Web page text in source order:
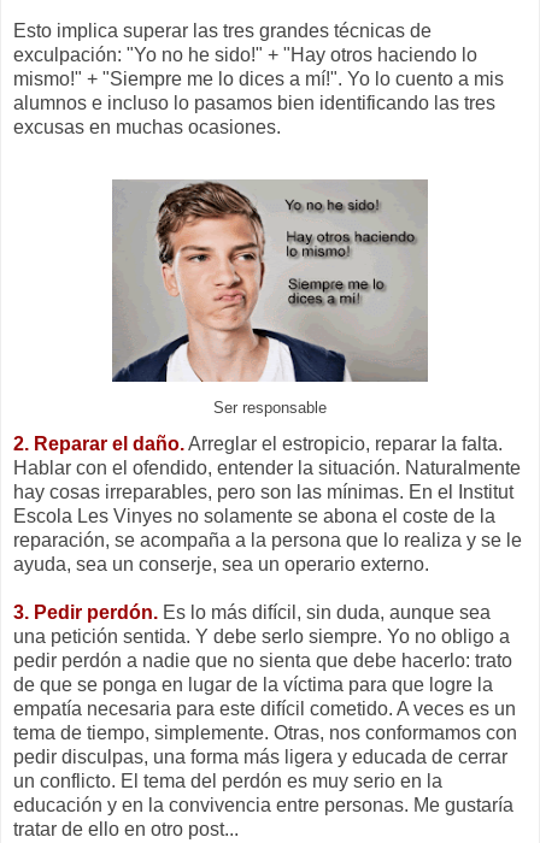
Esto implica superar las tres grandes técnicas de
exculpación: "Yo no he sido!" + "Hay otros haciendo lo
mismo!" + "Siempre me lo dices a mí!". Yo lo cuento a mis
alumnos e incluso lo pasamos bien identificando las tres
excusas en muchas ocasiones.
Ser responsable
2. Reparar el daño.Arreglar el estropicio, reparar la falta.
Hablar con el ofendido, entender la situación. Naturalmente
hay cosas irreparables, pero son las mínimas. En el Institut
Escola Les Vinyes no solamente se abona el coste de la
reparación, se acompaña a la persona que lo realiza y se le
ayuda, sea un conserje, sea un operario externo.
3. Pedir perdón. Es lo más difícil, sin duda, aunque sea
una petición sentida. Y debe serlo siempre. Yo no obligo a
pedir perdón a nadie que no sienta que debe hacerlo: trato
de que se ponga en lugar de la víctima para que logre la
empatía necesaria para este difícil cometido. A veces es un
tema de tiempo, simplemente. Otras, nos conformamos con
pedir disculpas, una forma más ligera y educada de cerrar
un conflicto. El tema del perdón es muy serio en la
educación y en la convivencia entre personas. Me gustaría
tratar de ello en otro post...